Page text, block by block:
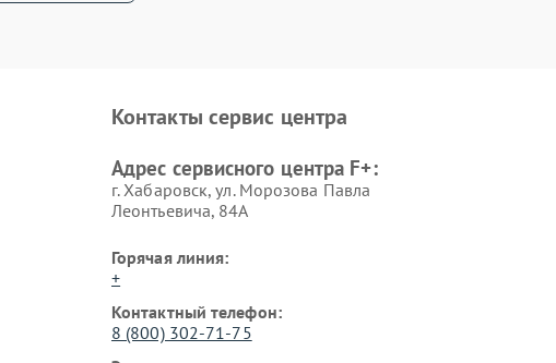
Контакты сервис центра
Адрес сервисного центра F+:
г. Хабаровск, ул. Морозова Павла
Леонтьевича, 84А
Горячая линия:
+
Контактный телефон:
8 (800) 302-71-75